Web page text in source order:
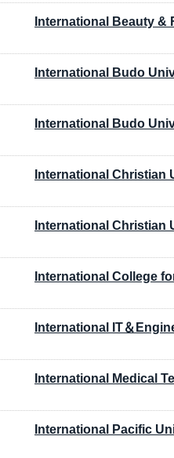
International Beauty &
International Budo
International Budo
International Christian
International Christian
International College
International IT＆
International Medical
International Pacific